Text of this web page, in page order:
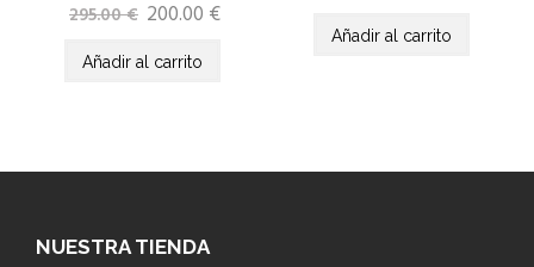
295.00€ 200.00 €
Añadir al carrito
Añadir al carrito
NUESTRA TIENDA